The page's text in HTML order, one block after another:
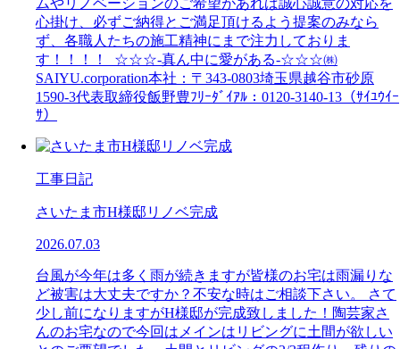
ムやリノベーションのご希望があれば誠心誠意の対応を
心掛け、必ずご納得とご満足頂けるよう提案のみなら
ず、各職人たちの施工精神にまで注力しておりま
す！！！！ ☆☆☆-真ん中に愛がある-☆☆☆㈱
SAIYU.corporation本社：〒343-0803埼玉県越谷市砂原
1590-3代表取締役飯野豊ﾌﾘｰﾀﾞｲｱﾙ：0120-3140-13（ｻｲﾕｳｲｰ
ｻ）
工事日記
さいたま市H様邸リノベ完成
2026.07.03
台風が今年は多く雨が続きますが皆様のお宅は雨漏りな
ど被害は大丈夫ですか？不安な時はご相談下さい。 さて
少し前になりますがH様邸が完成致しました！陶芸家さ
んのお宅なので今回はメインはリビングに土間が欲しい